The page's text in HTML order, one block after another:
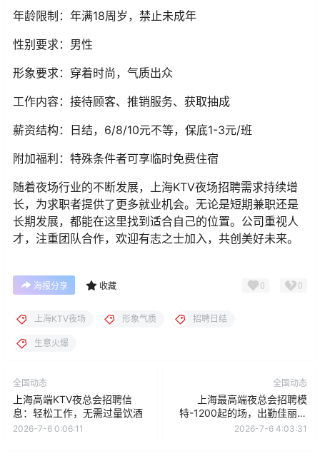
年龄限制：年满18周岁，禁止未成年
性别要求：男性
形象要求：穿着时尚，气质出众
工作内容：接待顾客、推销服务、获取抽成
薪资结构：日结，6/8/10元不等，保底1-3元/班
附加福利：特殊条件者可享临时免费住宿
随着夜场行业的不断发展，上海KTV夜场招聘需求持续增
长，为求职者提供了更多就业机会。无论是短期兼职还是
长期发展，都能在这里找到适合自己的位置。公司重视人
才，注重团队合作，欢迎有志之士加入，共创美好未来。
海报分享 收藏 0 0
上海KTV夜场 形象气质 招聘日结
生意火爆
全国动态
上海高端KTV夜总会招聘信
息：轻松工作，无需过量饮酒
2026-7-6 0:06:11
全国动态
上海最高端夜总会招聘模
特-1200起的场，出勤佳丽秒
上班
2026-7-6 4:03:31